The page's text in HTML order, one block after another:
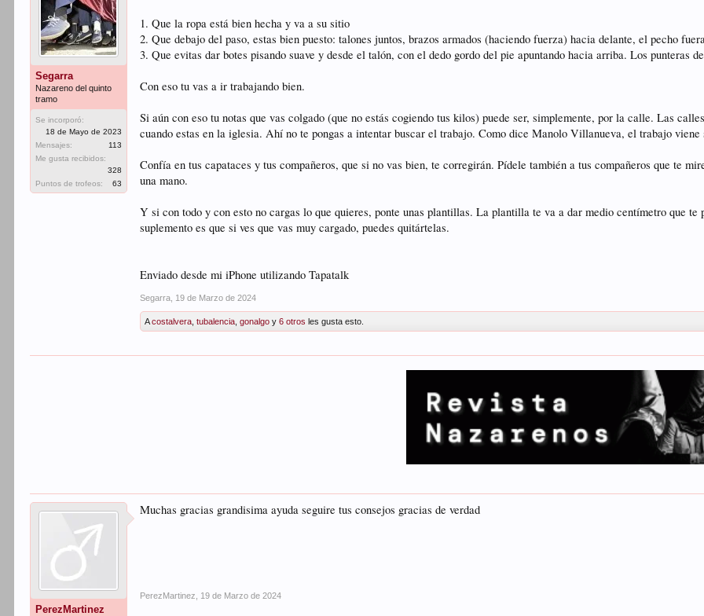
Segarra
Nazareno del quinto
tramo
Se incorporó:
18 de Mayo de 2023
Mensajes:
113
Me gusta recibidos:
328
Puntos de trofeos:
63
1. Que la ropa está bien hecha y va a su sitio
2. Que debajo del paso, estas bien puesto: talones juntos, brazos armados (haciendo fuerza) hacia delante, el pecho
3. Que evitas dar botes pisando suave y desde el talón, con el dedo gordo del pie apuntando hacia arriba. Los punteras
Con eso tu vas a ir trabajando bien.
Si aún con eso tu notas que vas colgado (que no estás cogiendo tus kilos) puede ser, simplemente, por la calle. Las
cuando estas en la iglesia. Ahí no te pongas a intentar buscar el trabajo. Como dice Manolo Villanueva, el trabajo
Confía en tus capataces y tus compañeros, que si no vas bien, te corregirán. Pídele también a tus compañeros que te
una mano.
Y si con todo y con esto no cargas lo que quieres, ponte unas plantillas. La plantilla te va a dar medio centímetro que
suplemento es que si ves que vas muy cargado, puedes quitártelas.
Enviado desde mi iPhone utilizando Tapatalk
Segarra 19 de Marzo de 2024
Acostalvera ,tubalencia ,gonalgo y6 otros les gusta esto.
PerezMartinez
Muchas gracias grandisima ayuda seguire tus consejos gracias de verdad
PerezMartinez 19 de Marzo de 2024